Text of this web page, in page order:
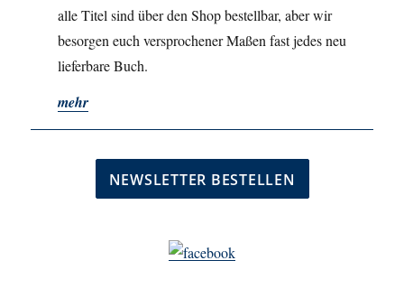
alle Titel sind über den Shop bestellbar, aber wir
besorgen euch versprochener Maßen fast jedes neu
lieferbare Buch.
mehr